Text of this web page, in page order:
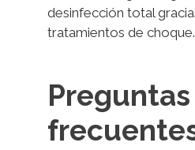
desinfección total
tratamientos de choque.
Preguntas